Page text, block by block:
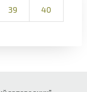
39 40